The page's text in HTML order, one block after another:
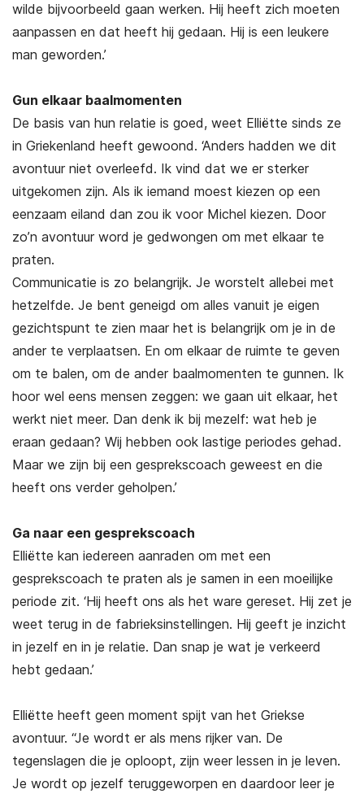
wilde bijvoorbeeld gaan werken. Hij heeft zich moeten
aanpassen en dat heeft hij gedaan. Hij is een leukere
man geworden.’
Gun elkaar baalmomenten
De basis van hun relatie is goed, weet Elliëtte sinds ze
in Griekenland heeft gewoond. ‘Anders hadden we dit
avontuur niet overleefd. Ik vind dat we er sterker
uitgekomen zijn. Als ik iemand moest kiezen op een
eenzaam eiland dan zou ik voor Michel kiezen. Door
zo’n avontuur word je gedwongen om met elkaar te
praten.
Communicatie is zo belangrijk. Je worstelt allebei met
hetzelfde. Je bent geneigd om alles vanuit je eigen
gezichtspunt te zien maar het is belangrijk om je in de
ander te verplaatsen. En om elkaar de ruimte te geven
om te balen, om de ander baalmomenten te gunnen. Ik
hoor wel eens mensen zeggen: we gaan uit elkaar, het
werkt niet meer. Dan denk ik bij mezelf: wat heb je
eraan gedaan? Wij hebben ook lastige periodes gehad.
Maar we zijn bij een gesprekscoach geweest en die
heeft ons verder geholpen.’
Ga naar een gesprekscoach
Elliëtte kan iedereen aanraden om met een
gesprekscoach te praten als je samen in een moeilijke
periode zit. ‘Hij heeft ons als het ware gereset. Hij zet je
weet terug in de fabrieksinstellingen. Hij geeft je inzicht
in jezelf en in je relatie. Dan snap je wat je verkeerd
hebt gedaan.’
Elliëtte heeft geen moment spijt van het Griekse
avontuur. “Je wordt er als mens rijker van. De
tegenslagen die je oploopt, zijn weer lessen in je leven.
Je wordt op jezelf teruggeworpen en daardoor leer je